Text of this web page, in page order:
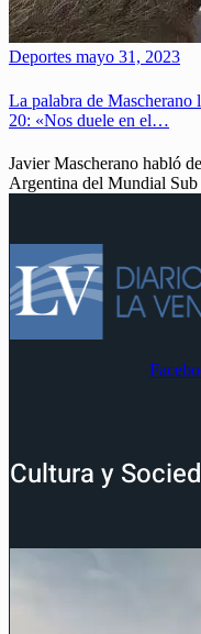
Deportes mayo 31, 2023
La palabra de
20: «Nos duele en el…
Javier Mascherano habló
Argentina del Mundial
Cultura y